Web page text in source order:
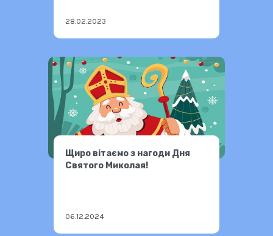
28.02.2023
Щиро вітаємо з нагоди Дня
Святого Миколая!
06.12.2024